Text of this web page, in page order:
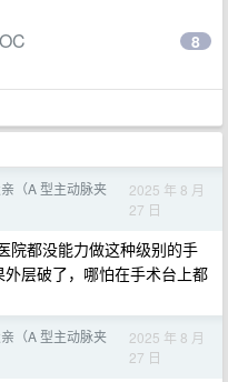
8
（A 型主动脉夹
2025 年 8 月
27 日
院都没能力做这种级别的手
层破了，哪怕在手术台上都
（A 型主动脉夹
2025 年 8 月
27 日